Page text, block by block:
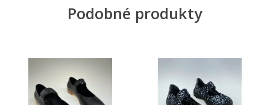
Podobné produkty